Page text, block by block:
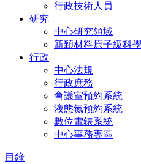
行政技術人員
研究
中心研究領域
新穎材料原子級科
行政
中心法規
行政庶務
會議室預約系統
液態氮預約系統
數位電錶系統
中心事務專區
目錄